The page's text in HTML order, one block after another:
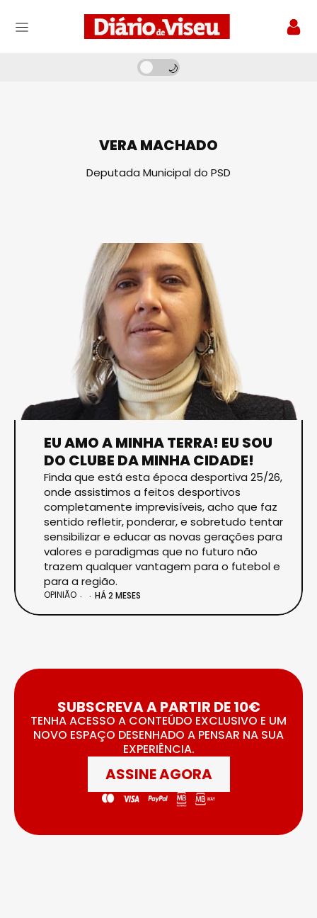
VERA MACHADO
Deputada Municipal do PSD
EU AMO A MINHA TERRA! EU SOU
DO CLUBE DA MINHA CIDADE!
Finda que está esta época desportiva 25/26,
onde assistimos a feitos desportivos
completamente imprevisíveis, acho que faz
sentido refletir, ponderar, e sobretudo tentar
sensibilizar e educar as novas gerações para
valores e paradigmas que no futuro não
trazem qualquer vantagem para o futebol e
para a região.
OPINIÃO HÁ 2 MESES
SUBSCREVA A PARTIR DE 10€
TENHA ACESSO A CONTEÚDO EXCLUSIVO E UM
NOVO ESPAÇO DESENHADO A PENSAR NA SUA
EXPERIÊNCIA.
ASSINE AGORA